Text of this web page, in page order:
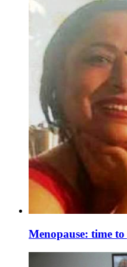
Menopause: time